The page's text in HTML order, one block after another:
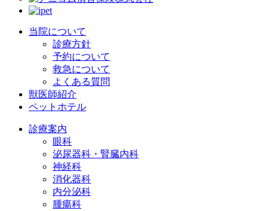
当院について
診療方針
予約について
救急について
よくある質問
獣医師紹介
ペットホテル
診療案内
眼科
泌尿器科・腎臓内科
神経科
消化器科
内分泌科
腫瘍科